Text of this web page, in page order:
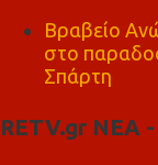
Βραβείο
στο
Σπάρτη
RETV.gr ΝΕΑ